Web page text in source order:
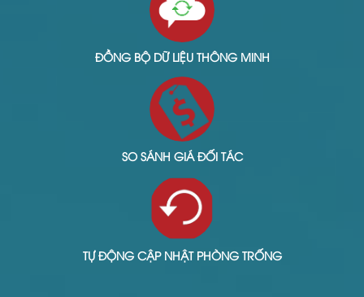
ĐỒNG BỘ DỮ LIỆU THÔNG MINH
SO SÁNH GIÁ ĐỐI TÁC
TỰ ĐỘNG CẬP NHẬT PHÒNG TRỐNG